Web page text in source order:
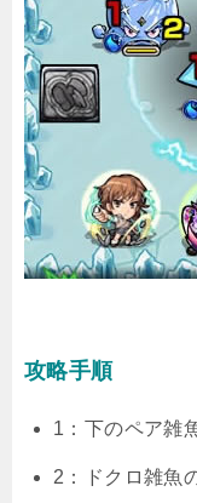
攻略手順
1：下のペア雑
2：ドクロ雑魚